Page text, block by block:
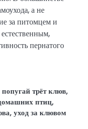
а не
за питомцем и
пернатого
попугай трёт клюв,
птиц,
, уход за клювом